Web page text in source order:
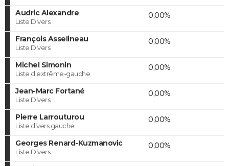
Audric Alexandre
Liste Divers
0,00%
François Asselineau
Liste Divers
0,00%
Michel Simonin
Liste d'extrême-gauche
0,00%
Jean-Marc Fortané
Liste Divers
0,00%
Pierre Larrouturou
Liste divers gauche
0,00%
Georges Renard-Kuzmanovic
Liste Divers
0,00%